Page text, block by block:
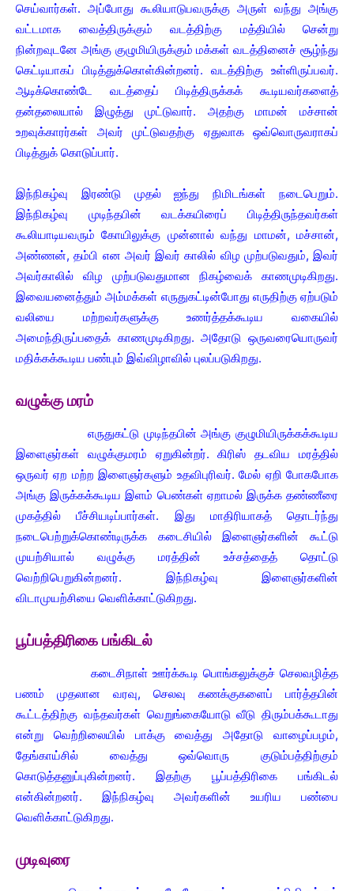
செய்வார்கள். அப்போது கூலியாடுபவருக்கு அருள் வந்து அங்கு
வட்டமாக வைத்திருக்கும் வடத்திற்கு மத்தியில் சென்று
நின்றவுடனே அங்கு குழுமியிருக்கும் மக்கள் வடத்தினைச் சூழ்ந்து
கெட்டியாகப் பிடித்துக்கொள்கின்றனர். வடத்திற்கு உள்ளிருப்பவர்.
ஆடிக்கொண்டே வடத்தைப் பிடித்திருக்கக் கூடியவர்களைத்
தன்தலையால் இழுத்து முட்டுவார். அதற்கு மாமன் மச்சான்
உறவுக்காரர்கள் அவர் முட்டுவதற்கு ஏதுவாக ஒவ்வொருவராகப்
பிடித்துக் கொடுப்பார்.
இந்நிகழ்வு இரண்டு முதல் ஐந்து நிமிடங்கள் நடைபெறும்.
இந்நிகழ்வு முடிந்தபின் வடக்கயிரைப் பிடித்திருந்தவர்கள்
கூலியாடியவரும் கோயிலுக்கு முன்னால் வந்து மாமன், மச்சான்,
அண்ணன், தம்பி என அவர் இவர் காலில் விழ முற்படுவதும், இவர்
அவர்காலில் விழ முற்படுவதுமான நிகழ்வைக் காணமுடிகிறது.
இவையனைத்தும் அம்மக்கள் எருதுகட்டின்போது எருதிற்கு ஏற்படும்
வலியை மற்றவர்களுக்கு உணர்த்தக்கூடிய வகையில்
அமைந்திருப்பதைக் காணமுடிகிறது. அதோடு ஒருவரையொருவர்
மதிக்கக்கூடிய பண்பும் இவ்விழாவில் புலப்படுகிறது.
வழுக்கு மரம்
எருதுகட்டு முடிந்தபின் அங்கு குழுமியிருக்கக்கூடிய
இளைஞர்கள் வழுக்குமரம் ஏறுகின்றர். கிரிஸ் தடவிய மரத்தில்
ஒருவர் ஏற மற்ற இளைஞர்களும் உதவிபுரிவர். மேல் ஏறி போகபோக
அங்கு இருக்கக்கூடிய இளம் பெண்கள் ஏறாமல் இருக்க தண்ணீரை
முகத்தில் பீச்சியடிப்பார்கள். இது மாதிரியாகத் தொடர்ந்து
நடைபெற்றுக்கொண்டிருக்க கடைசியில் இளைஞர்களின் கூட்டு
முயற்சியால் வழுக்கு மரத்தின் உச்சத்தைத் தொட்டு
வெற்றிபெறுகின்றனர். இந்நிகழ்வு இளைஞர்களின்
விடாமுயற்சியை வெளிக்காட்டுகிறது.
பூப்பத்திரிகை பங்கிடல்
கடைசிநாள் ஊர்க்கூடி பொங்கலுக்குச் செலவழித்த
பணம் முதலான வரவு, செலவு கணக்குகளைப் பார்த்தபின்
கூட்டத்திற்கு வந்தவர்கள் வெறுங்கையோடு வீடு திரும்பக்கூடாது
என்று வெற்றிலையில் பாக்கு வைத்து அதோடு வாழைப்பழம்,
தேங்காய்சில் வைத்து ஒவ்வொரு குடும்பத்திற்கும்
கொடுத்தனுப்புகின்றனர். இதற்கு பூப்பத்திரிகை பங்கிடல்
என்கின்றனர். இந்நிகழ்வு அவர்களின் உயரிய பண்பை
வெளிக்காட்டுகிறது.
முடிவுரை